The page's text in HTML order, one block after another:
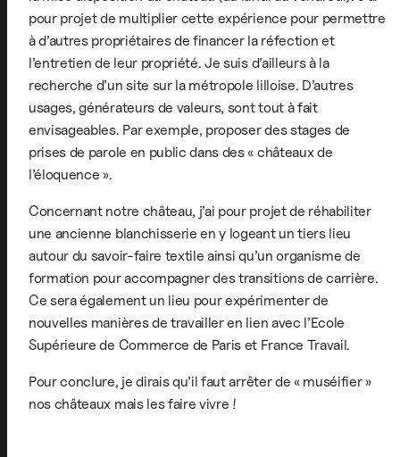
pour projet de multiplier cette expérience pour permettre
à d’autres propriétaires de financer la réfection et
l’entretien de leur propriété. Je suis d’ailleurs à la
recherche d’un site sur la métropole lilloise. D’autres
usages, générateurs de valeurs, sont tout à fait
envisageables. Par exemple, proposer des stages de
prises de parole en public dans des « châteaux de
l’éloquence ».
Concernant notre château, j’ai pour projet de réhabiliter
une ancienne blanchisserie en y logeant un tiers lieu
autour du savoir-faire textile ainsi qu’un organisme de
formation pour accompagner des transitions de carrière.
Ce sera également un lieu pour expérimenter de
nouvelles manières de travailler en lien avec l’Ecole
Supérieure de Commerce de Paris et France Travail.
Pour conclure, je dirais qu’il faut arrêter de « muséifier »
nos châteaux mais les faire vivre !